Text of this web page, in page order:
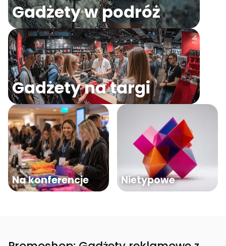
Gadżety w podróż
Gadżety na targi
Na konferencje Nietypowe